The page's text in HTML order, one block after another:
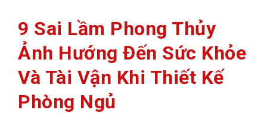
9 Sai Lầm Phong Thủy
Ảnh Hướng Đến Sức Khỏe
Và Tài Vận Khi Thiết Kế
Phòng Ngủ